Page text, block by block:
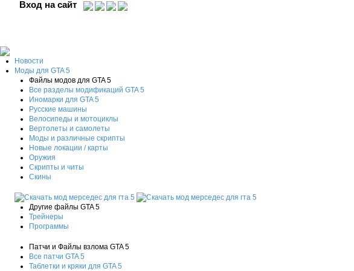
Вход на сайт
Новости
Моды для GTA 5
Файлы модов для GTA 5
Все разделы модификаций GTA 5
Иномарки для GTA 5
Русские машины
Велосипеды и мотоциклы
Вертолеты и самолеты
Моды и различные скрипты
Новые локации / карты
Оружия
Скрипты и читы
Скины
Другие файлы GTA 5
Трейнеры
Программы
Патчи и Файлы взлома GTA 5
Все патчи GTA 5
Таблетки и кряки для GTA 5